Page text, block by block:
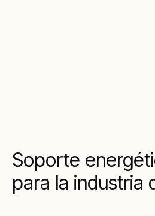
Soporte
para la industria